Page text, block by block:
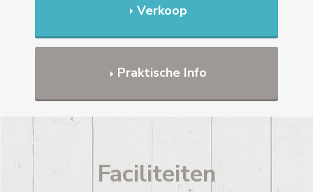
Verkoop
Praktische Info
Faciliteiten